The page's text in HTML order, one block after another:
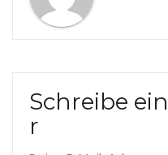
Schreibe
r